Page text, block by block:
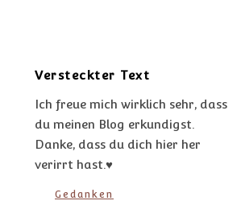
Versteckter Text
Ich freue mich wirklich sehr, dass
du meinen Blog erkundigst.
Danke, dass du dich hier her
verirrt hast.♥
Gedanken